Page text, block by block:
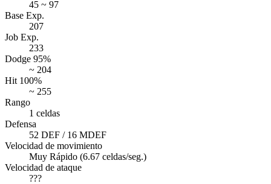
45 ~ 97
Base Exp.
207
Job Exp.
233
Dodge 95%
~ 204
Hit 100%
~ 255
Rango
1 celdas
Defensa
52 DEF / 16 MDEF
Velocidad de movimiento
Muy Rápido (6.67 celdas/seg.)
Velocidad de ataque
???